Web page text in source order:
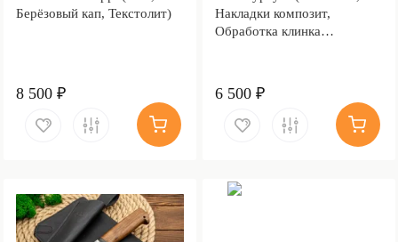
Берёзовый кап, Текстолит)
8 500 ₽
Накладки композит,
Обработка клинка
6 500 ₽